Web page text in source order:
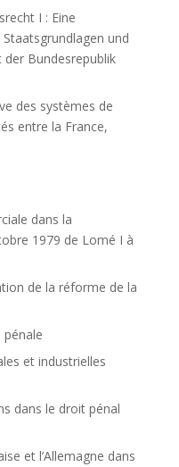
I : Eine
und
Bundesrepublik
des systèmes de
entre la France,
dans la
1979 de Lomé I à
de la réforme de la
pénale
et industrielles
dans le droit pénal
et l’Allemagne dans